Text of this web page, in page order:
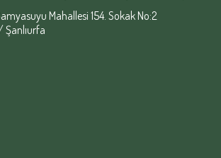
Mahallesi 154. Sokak No:2
Şanlıurfa